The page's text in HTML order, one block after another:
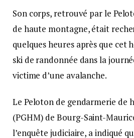
Son corps, retrouvé par le
de haute montagne, était
quelques heures après que cet
ski de randonnée dans la
victime d’une avalanche.
Le Peloton de gendarmerie de
(PGHM) de Bourg-Saint-
l’enquête judiciaire, a indiqué